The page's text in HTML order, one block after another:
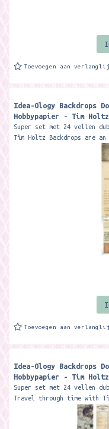
Toevoegen aan
Idea-Ology Backdrops
Hobbypapier - Tim Holtz
Super set met 24 vellen
Tim Holtz Backdrops are
Toevoegen aan
Idea-Ology Backdrops
Hobbypapier - Tim Holtz
Super set met 24 vellen
Travel through time with
papers inspired...